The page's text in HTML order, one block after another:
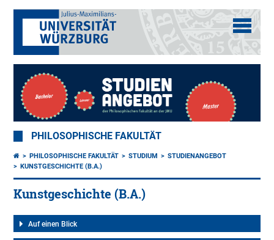
PHILOSOPHISCHE FAKULTÄT
PHILOSOPHISCHE FAKULTÄT STUDIUM
STUDIENANGEBOT
KUNSTGESCHICHTE (B.A.)
Kunstgeschichte (B.A.)
Auf einen Blick